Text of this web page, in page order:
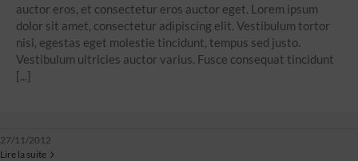
auctor eros, et consectetur eros auctor eget. Lorem ipsum
dolor sit amet, consectetur adipiscing elit. Vestibulum tortor
nisi, egestas eget molestie tincidunt, tempus sed justo.
Vestibulum ultricies auctor varius. Fusce consequat tincidunt
[...]
27/11/2012
Lire la suite